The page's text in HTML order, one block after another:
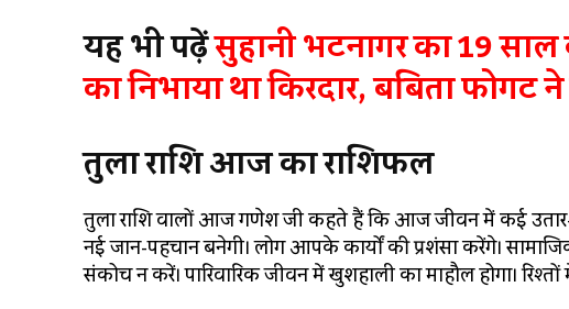
यह भी पढ़ेंसुहानी भटनागर का 19
का निभाया था किरदार, बबिता फोगट
तुला राशि आज का राशिफल
तुला राशि वालों आज गणेश जी कहते हैं कि आज जीवन में कई
नई जान-पहचान बनेगी। लोग आपके कार्यों की प्रशंसा करेंगे।
संकोच न करें। पारिवारिक जीवन में खुशहाली का माहौल होगा।